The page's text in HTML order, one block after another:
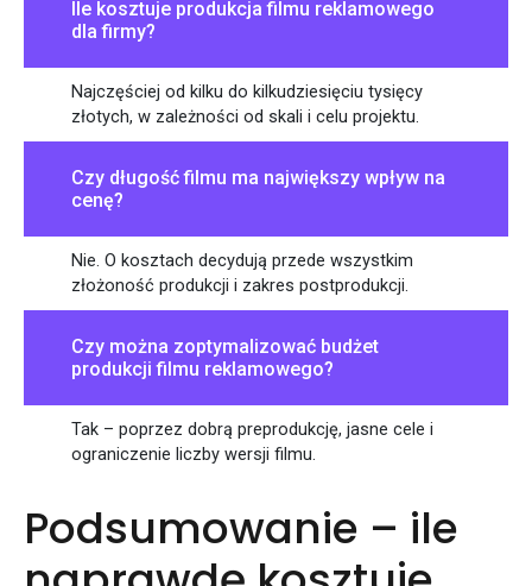
Ile kosztuje produkcja filmu reklamowego
dla firmy?
Najczęściej od kilku do kilkudziesięciu tysięcy
złotych, w zależności od skali i celu projektu.
Czy długość filmu ma największy wpływ na
cenę?
Nie. O kosztach decydują przede wszystkim
złożoność produkcji i zakres postprodukcji.
Czy można zoptymalizować budżet
produkcji filmu reklamowego?
Tak – poprzez dobrą preprodukcję, jasne cele i
ograniczenie liczby wersji filmu.
Podsumowanie – ile